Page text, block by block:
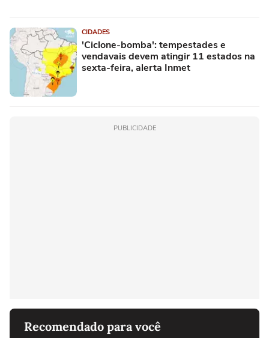
CIDADES
'Ciclone-bomba': tempestades e
vendavais devem atingir 11 estados na
sexta-feira, alerta Inmet
PUBLICIDADE
Recomendado para você